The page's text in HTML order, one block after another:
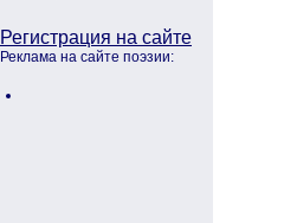
Регистрация на сайте
Реклама на сайте поэзии: